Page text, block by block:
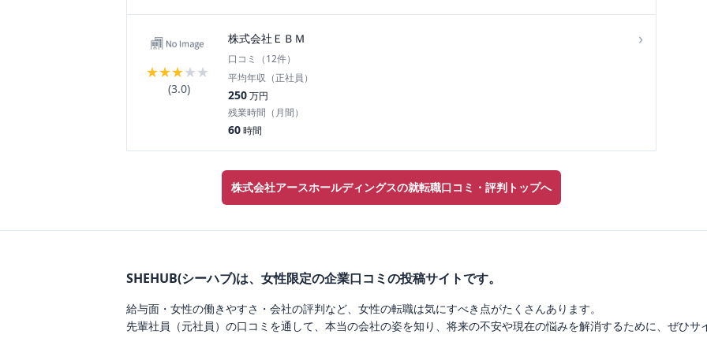
★★★★★
(3.0)
株式会社ＥＢＭ ›
口コミ（12件）
平均年収（正社員）
250万円
残業時間（月間）
60時間
株式会社アースホールディングスの就転職口コミ・評判トップへ
SHEHUB(シーハブ)は、女性限定の企業口コミの投稿サイトです。
給与面・女性の働きやすさ・会社の評判など、女性の転職は気にすべき点がたくさんあります。
先輩社員（元社員）の口コミを通して、本当の会社の姿を知り、将来の不安や現在の悩みを解消するために、ぜひサ